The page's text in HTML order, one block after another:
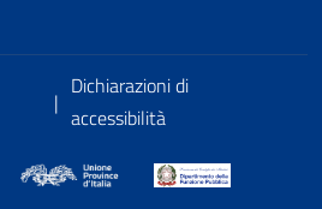
|
Dichiarazioni di
accessibilità